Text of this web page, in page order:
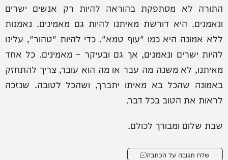
התורה לא מסתפקת בהוראה להיות רק אנשים ישרים
ונאמנים. היא דורשת מאיתנו להיות גם מאמינים. נאמנות
ללא אמונה היא כמו "עוף טמא". כדי להיות "טהור", עלינו
להיות ישרים ונאמנים, אך גם ובעיקר – מאמינים. כל אחד
מאיתנו, לא משנה מה עבר או מה הוא עובר, צריך להתחזק
באמונה שהכל בא מאיתו יתברך, ושהכל לטובה. שנזכה
לראות את הטוב בכל דבר.
שבת שלום ומבורך לכולם.
שלח תגובה על הכתבה